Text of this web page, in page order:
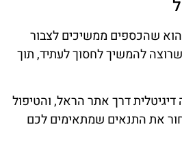
הוא שהכספים ממשיכים לצבור
להמשיך לחסוך לעתיד, תוך
דרך אתר הראל, והטיפול
את התנאים שמתאימים לכם